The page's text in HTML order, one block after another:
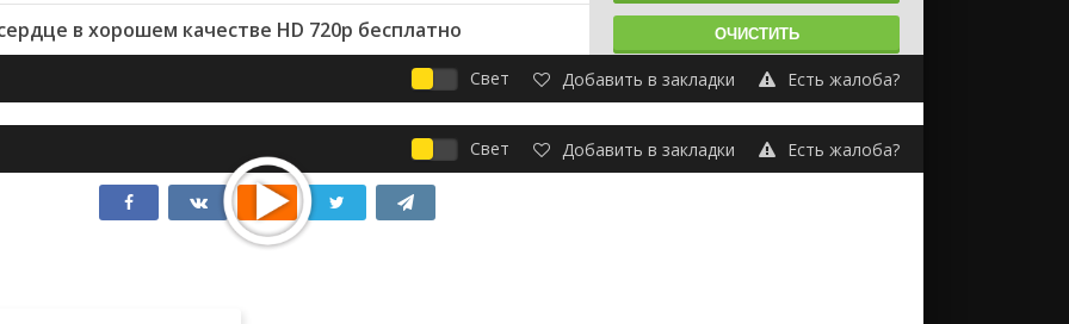
в хорошем качестве HD 720p бесплатно
Свет Добавить в закладки Есть жалоба?
Свет Добавить в закладки Есть жалоба?